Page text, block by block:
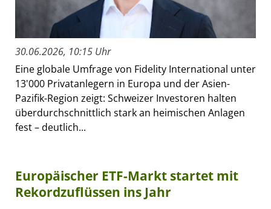
30.06.2026, 10:15 Uhr
Eine globale Umfrage von Fidelity International unter
13'000 Privatanlegern in Europa und der Asien-
Pazifik-Region zeigt: Schweizer Investoren halten
überdurchschnittlich stark an heimischen Anlagen
fest – deutlich...
Europäischer ETF-Markt startet mit
Rekordzuflüssen ins Jahr